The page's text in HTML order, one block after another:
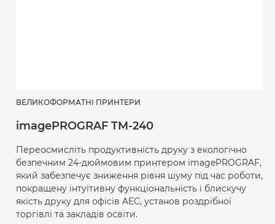
ВЕЛИКОФОРМАТНІ ПРИНТЕРИ
imagePROGRAF TM-240
Переосмисліть продуктивність друку з екологічно
безпечним 24-дюймовим принтером imagePROGRAF,
який забезпечує зниження рівня шуму під час роботи,
покращену інтуїтивну функціональність і блискучу
якість друку для офісів AEC, установ роздрібної
торгівлі та закладів освіти.